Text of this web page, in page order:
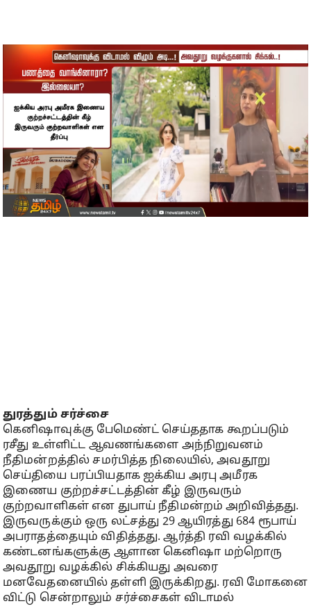
துரத்தும் சர்ச்சை
கெனிஷாவுக்கு பேமெண்ட் செய்ததாக கூறப்படும்
ரசீது உள்ளிட்ட ஆவணங்களை அந்நிறுவனம்
நீதிமன்றத்தில் சமர்பித்த நிலையில், அவதூறு
செய்தியை பரப்பியதாக ஐக்கிய அரபு அமீரக
இணைய குற்றச்சட்டத்தின் கீழ் இருவரும்
குற்றவாளிகள் என துபாய் நீதிமன்றம் அறிவித்தது.
இருவருக்கும் ஒரு லட்சத்து 29 ஆயிரத்து 684 ரூபாய்
அபராதத்தையும் விதித்தது. ஆர்த்தி ரவி வழக்கில்
கண்டனங்களுக்கு ஆளான கெனிஷா மற்றொரு
அவதூறு வழக்கில் சிக்கியது அவரை
மனவேதனையில் தள்ளி இருக்கிறது. ரவி மோகனை
விட்டு சென்றாலும் சர்ச்சைகள் விடாமல்